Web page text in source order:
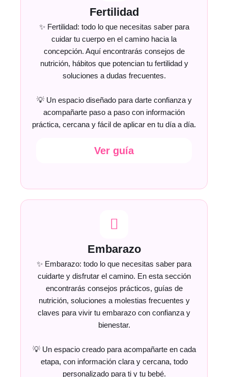
Fertilidad
✨ Fertilidad: todo lo que necesitas saber para
cuidar tu cuerpo en el camino hacia la
concepción. Aquí encontrarás consejos de
nutrición, hábitos que potencian tu fertilidad y
soluciones a dudas frecuentes.
💡 Un espacio diseñado para darte confianza y
acompañarte paso a paso con información
práctica, cercana y fácil de aplicar en tu día a día.
Ver guía
Embarazo
✨ Embarazo: todo lo que necesitas saber para
cuidarte y disfrutar el camino. En esta sección
encontrarás consejos prácticos, guías de
nutrición, soluciones a molestias frecuentes y
claves para vivir tu embarazo con confianza y
bienestar.
💡 Un espacio creado para acompañarte en cada
etapa, con información clara y cercana, todo
personalizado para ti y tu bebé.